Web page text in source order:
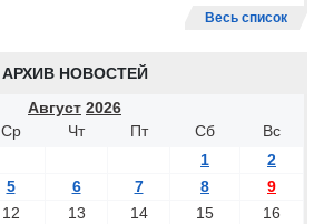
Весь список
АРХИВ НОВОСТЕЙ
Август 2026
Ср Чт Пт Сб
Вс
1
2
5 6 7 8
9
12 13 14 15
16